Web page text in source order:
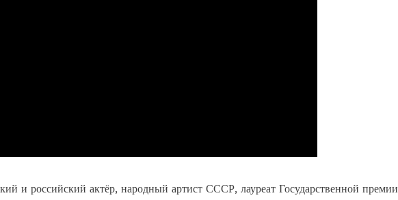
и российский актёр, народный артист СССР, лауреат Государственной премии